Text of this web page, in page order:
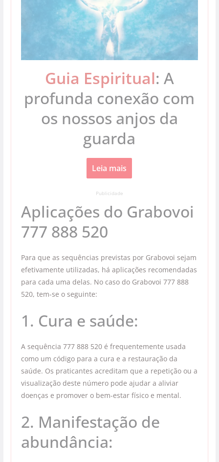
Guia Espiritual: A
profunda conexão com
os nossos anjos da
guarda
Leia mais
Publicidade
Aplicações do Grabovoi
777 888 520
Para que as sequências previstas por Grabovoi sejam
efetivamente utilizadas, há aplicações recomendadas
para cada uma delas. No caso do Grabovoi 777 888
520, tem-se o seguinte:
1. Cura e saúde:
A sequência 777 888 520 é frequentemente usada
como um código para a cura e a restauração da
saúde. Os praticantes acreditam que a repetição ou a
visualização deste número pode ajudar a aliviar
doenças e promover o bem-estar físico e mental.
2. Manifestação de
abundância: